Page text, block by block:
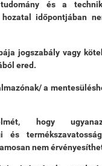
és a
hozatal időpontjában
jogszabály vagy
ered.
a
hogy
és
nem